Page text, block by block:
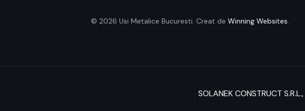
© 2026 Usi Metalice Bucuresti. Creat de Winning Websites.
SOLANEK CONSTRUCT S.R.L.,